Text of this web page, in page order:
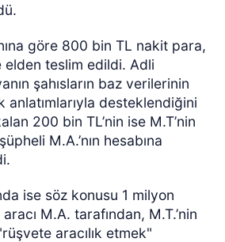
göre 800 bin TL nakit para,
elden teslim edildi. Adli
şahısların baz verilerinin
anlatımlarıyla desteklendiğini
200 bin TL’nin ise M.T’nin
M.A.’nın hesabına
ise söz konusu 1 milyon
M.A. tarafından, M.T.’nin
aracılık etmek"